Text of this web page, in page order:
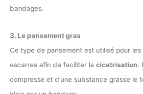
bandages.
3. Le pansement gras
Ce type de pansement est utilisé pour
escarres afin de faciliter la cicatrisation.
compresse et d’une substance grasse le